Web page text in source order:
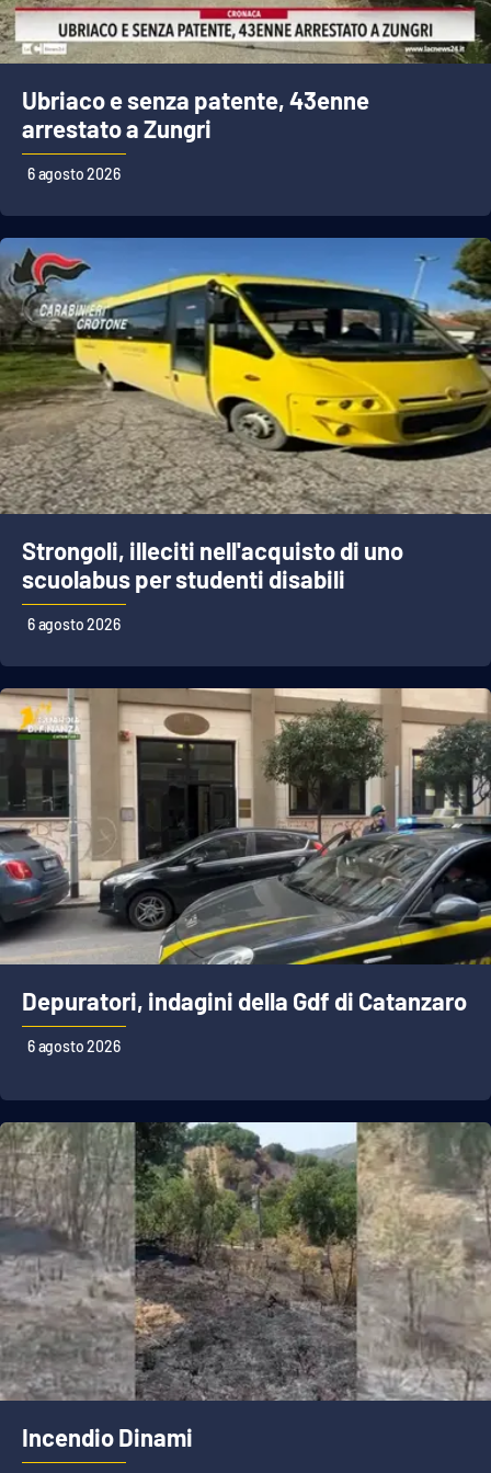
Catanzaro
Crotone
Vibo Valentia
Reggio Calabria
Cosenza
Lamezia Terme
PROGETTI
SPECIALI
Buona Sanità Calabria
LA
CALABRIAVISIONE
Destinazioni
Eventi
Food
Storie
LAC
NETWORK
Lactv.it
Laconair.it
Lacitymag.it
Lacapitalenews.it
Ilreggino.it
Cosenzachannel.it
Ilvibonese.it
Catanzarochannel.it
Ubriaco e senza patente, 43enne
arrestato a Zungri
6 agosto 2026
Strongoli, illeciti nell'acquisto di uno
scuolabus per studenti disabili
6 agosto 2026
Depuratori, indagini della Gdf di Catanzaro
6 agosto 2026
Incendio Dinami